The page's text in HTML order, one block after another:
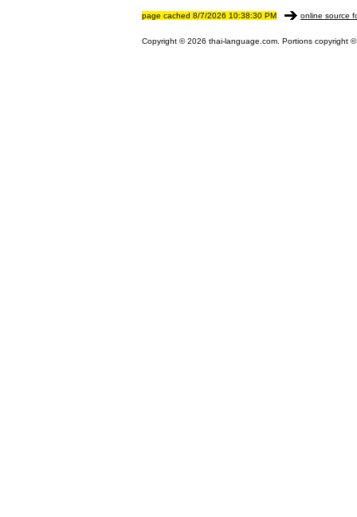
page cached 8/7/2026 10:38:30 PM online source
Copyright © 2026 thai-language.com. Portions copyright